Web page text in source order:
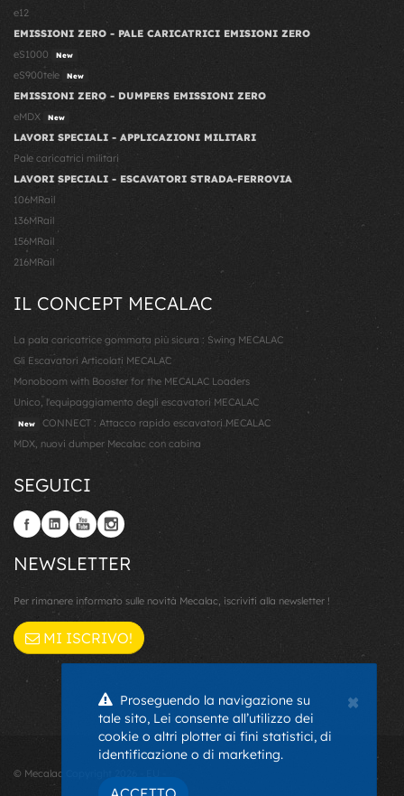
e12
EMISSIONI ZERO - PALE CARICATRICI EMISIONI ZERO
eS1000
New
eS900tele New
EMISSIONI ZERO - DUMPERS EMISSIONI ZERO
eMDX
New
LAVORI SPECIALI - APPLICAZIONI MILITARI
Pale caricatrici militari
LAVORI SPECIALI - ESCAVATORI STRADA-FERROVIA
106MRail
136MRail
156MRail
216MRail
IL CONCEPT MECALAC
La pala caricatrice gommata più sicura : Swing MECALAC
Gli Escavatori Articolati MECALAC
Monoboom with Booster for the MECALAC Loaders
Unico, l'equipaggiamento degli escavatori MECALAC
New
CONNECT : Attacco rapido escavatori MECALAC
MDX, nuovi dumper Mecalac con cabina
SEGUICI
NEWSLETTER
Per rimanere informato sulle novità Mecalac, iscriviti alla newsletter !
MI ISCRIVO!
© Mecalac Copyright 2026 - EU -
×
Proseguendo la navigazione su
tale sito, Lei consente all’utilizzo dei
cookie o altri plotter ai fini statistici, di
identificazione o di marketing.